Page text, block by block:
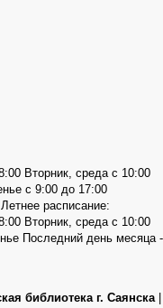
Вторник, среда с 10:00
с 9:00 до 17:00
расписание:
Вторник, среда с 10:00
Последний день месяца -
библиотека г. Саянска |